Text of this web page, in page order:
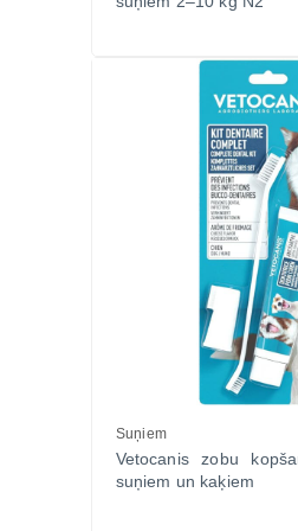
Kaklasiksna paredzēta
nēsājama nepārtraukti
mēnešiem. Pateicoties
izdalīšanai, tā nodrošina
nepieciešamības lietot
VETOCANIS, Francija –
efektivitāte, izstrādāts
Pasūtiet VETOCANIS
maziem suņiem
savam sunim aizsardzību
piegādi visā Latvijā!
Suņiem
Vetocanis zobu
suņiem un kaķiem